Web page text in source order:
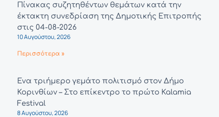
Πίνακας συζητηθέντων θεμάτων κατά την
έκτακτη συνεδρίαση της Δημοτικής Επιτροπής
στις 04-08-2026
10 Αυγούστου, 2026
Περισσότερα »
Ένα τριήμερο γεμάτο πολιτισμό στον Δήμο
Κορινθίων – Στο επίκεντρο το πρώτο Kalamia
Festival
8 Αυγούστου, 2026